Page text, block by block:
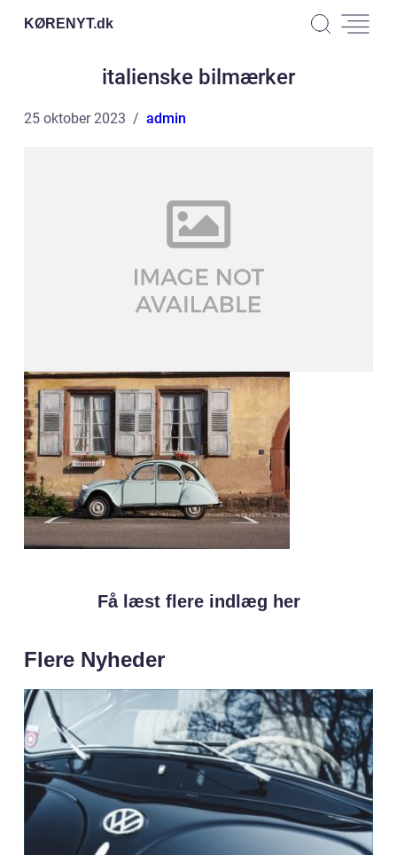
KØRENYT.dk
italienske bilmærker
25 oktober 2023 admin
Få læst flere indlæg her
Flere Nyheder